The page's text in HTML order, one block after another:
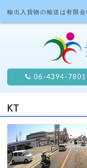
輸出入貨物の輸送は有限
06-4394-7801
KT